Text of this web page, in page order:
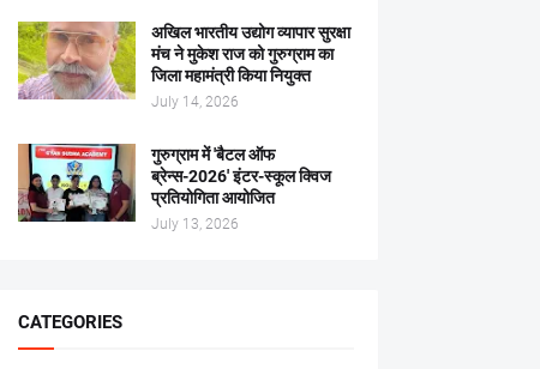
अखिल भारतीय उद्योग व्यापार सुरक्षा
मंच ने मुकेश राज को गुरुग्राम का
जिला महामंत्री किया नियुक्त
July 14, 2026
गुरुग्राम में 'बैटल ऑफ
ब्रेन्स-2026' इंटर-स्कूल क्विज
प्रतियोगिता आयोजित
July 13, 2026
CATEGORIES